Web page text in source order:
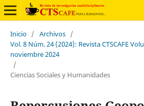
Inicio / Archivos /
Vol. 8 Núm. 24 (2024): Revista CTSCAFE
noviembre 2024
/
Ciencias Sociales y Humanidades